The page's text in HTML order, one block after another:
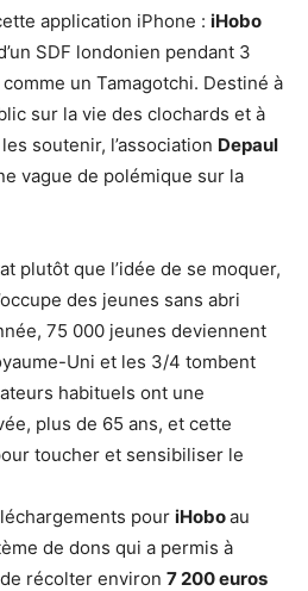
application iPhone : iHobo
SDF londonien pendant 3
un Tamagotchi. Destiné à
sur la vie des clochards et à
soutenir, l’association Depaul
vague de polémique sur la
plutôt que l’idée de se moquer,
des jeunes sans abri
75 000 jeunes deviennent
Uni et les 3/4 tombent
habituels ont une
plus de 65 ans, et cette
toucher et sensibiliser le
pour iHoboau
de dons qui a permis à
de récolter environ 7 200 euros